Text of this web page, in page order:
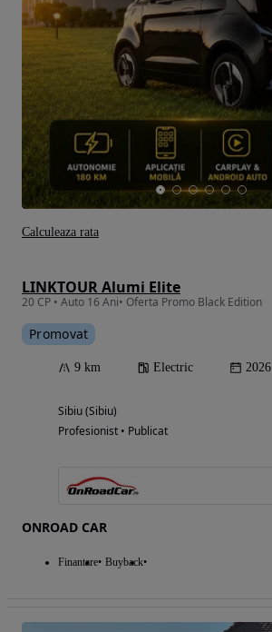
LINKTOUR Alumi Elite
20 CP • Auto 16 Ani• Oferta Promo Black Edition
Promovat
9 km Electric 2026
Sibiu (Sibiu)
Profesionist • Publicat
ONROAD CAR
Finantare Buyback
Calculeaza rata